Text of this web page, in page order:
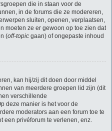
die in staan voor de
in de forums die ze modereren,
sluiten, openen, verplaatsen,
moeten ze er gewoon op toe zien dat
(off-topic gaan) of ongepaste inhoud
kan hij/zij dit doen door middel
van meerdere groepen lid zijn (dit
verschillende
deze manier is het voor de
moderators aan een forum toe te
een privéforum te verlenen, enz.